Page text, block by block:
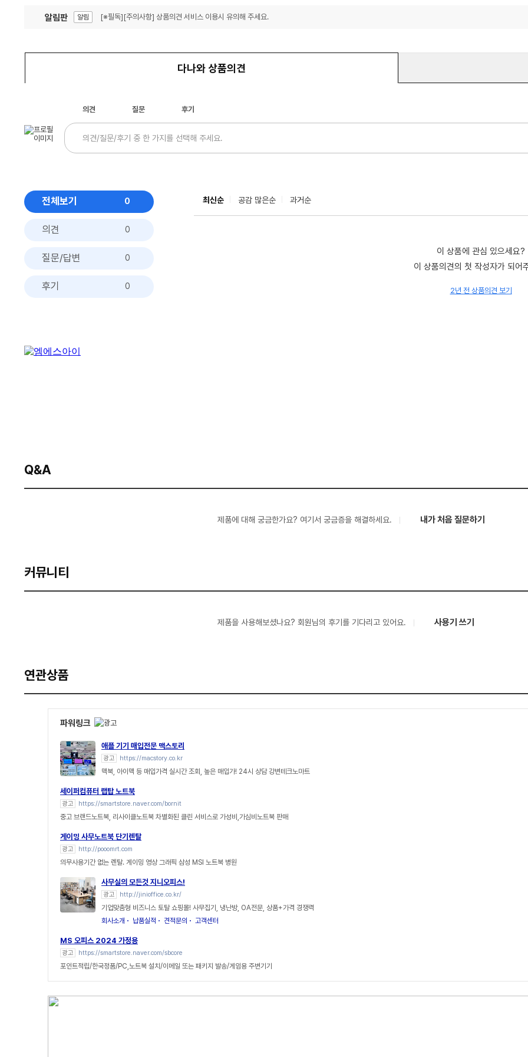
알림판 알림 [※필독][주의사항] 상품의견 서비스 이용시 유의해 주세요.
다나와 상품의견
의견 질문 후기
전체보기 0
의견 0
질문/답변 0
후기 0
최신순 공감 많은순 과거순
이 상품에 관심 있으세요?
이 상품의견의 첫 작성자가 되어
2년 전 상품의견 보기
Q&A
제품에 대해 궁금한가요? 여기서 궁금증을 해결하세요. 내가 처음 질문하기
커뮤니티
제품을 사용해보셨나요? 회원님의 후기를 기다리고 있어요. 사용기 쓰기
연관상품
파워링크
애플 기기 매입전문 맥스토리
광고 https://macstory.co.kr
맥북, 아이맥 등 매입가격 실시간 조회, 높은 매입가! 24시 상담 강변테크노마트
세이퍼컴퓨터 랩탑 노트북
광고 https://smartstore.naver.com/bornit
중고 브랜드노트북, 리사이클노트북 차별화된 클린 서비스로 가성비,가심비노트북 판매
게이밍 사무노트북 단기렌탈
광고 http://pooomrt.com
의무사용기간 없는 렌탈. 게이밍 영상 그래픽 삼성 MSI 노트북 병원
사무실의 모든것 지니오피스!
광고 http://jinioffice.co.kr/
기업맞춤형 비즈니스 토탈 쇼핑몰! 사무집기, 냉난방, OA전문, 상품+가격 경쟁력
회사소개
납품실적 견적문의 고객센터
MS 오피스 2024 가정용
광고 https://smartstore.naver.com/sbcore
포인트적립/한국정품/PC,노트북 설치/이메일 또는 패키지 발송/게임용 주변기기